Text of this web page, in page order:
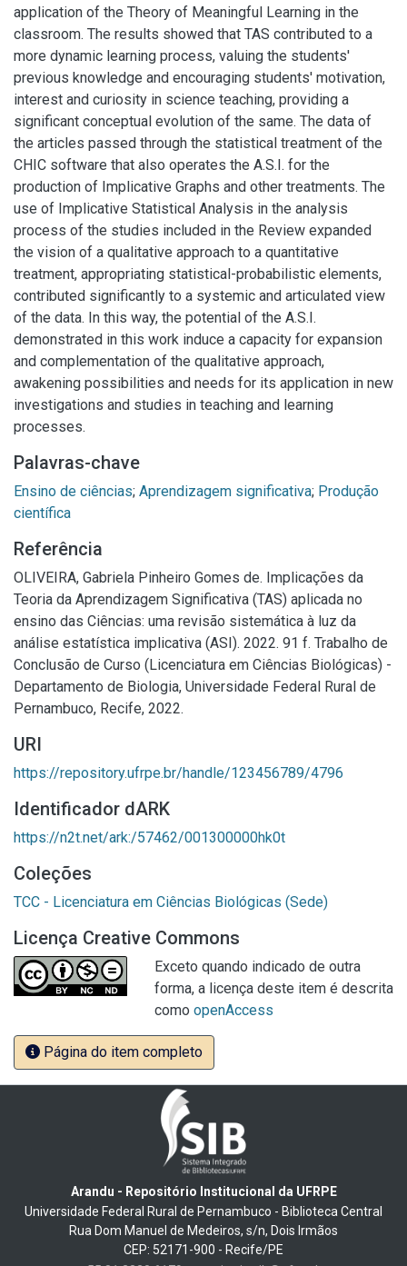
application of the Theory of Meaningful Learning in the
classroom. The results showed that TAS contributed to a
more dynamic learning process, valuing the students'
previous knowledge and encouraging students' motivation,
interest and curiosity in science teaching, providing a
significant conceptual evolution of the same. The data of
the articles passed through the statistical treatment of the
CHIC software that also operates the A.S.I. for the
production of Implicative Graphs and other treatments. The
use of Implicative Statistical Analysis in the analysis
process of the studies included in the Review expanded
the vision of a qualitative approach to a quantitative
treatment, appropriating statistical-probabilistic elements,
contributed significantly to a systemic and articulated view
of the data. In this way, the potential of the A.S.I.
demonstrated in this work induce a capacity for expansion
and complementation of the qualitative approach,
awakening possibilities and needs for its application in new
investigations and studies in teaching and learning
processes.
Palavras-chave
Ensino de ciências; Aprendizagem significativa; Produção
científica
Referência
OLIVEIRA, Gabriela Pinheiro Gomes de. Implicações da
Teoria da Aprendizagem Significativa (TAS) aplicada no
ensino das Ciências: uma revisão sistemática à luz da
análise estatística implicativa (ASI). 2022. 91 f. Trabalho de
Conclusão de Curso (Licenciatura em Ciências Biológicas) -
Departamento de Biologia, Universidade Federal Rural de
Pernambuco, Recife, 2022.
URI
https://repository.ufrpe.br/handle/123456789/4796
Identificador dARK
https://n2t.net/ark:/57462/001300000hk0t
Coleções
TCC - Licenciatura em Ciências Biológicas (Sede)
Licença Creative Commons
Exceto quando indicado de outra
forma, a licença deste item é descrita
como openAccess
Página do item completo
Arandu - Repositório Institucional da UFRPE
Universidade Federal Rural de Pernambuco - Biblioteca Central
Rua Dom Manuel de Medeiros, s/n, Dois Irmãos
CEP: 52171-900 - Recife/PE